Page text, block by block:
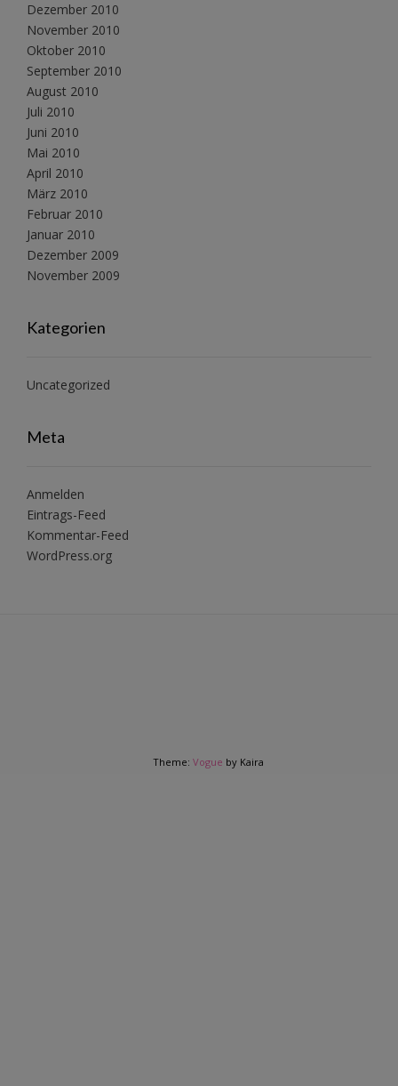
Dezember 2010
November 2010
Oktober 2010
September 2010
August 2010
Juli 2010
Juni 2010
Mai 2010
April 2010
März 2010
Februar 2010
Januar 2010
Dezember 2009
November 2009
Kategorien
Uncategorized
Meta
Anmelden
Eintrags-Feed
Kommentar-Feed
WordPress.org
Theme: Vogue by Kaira